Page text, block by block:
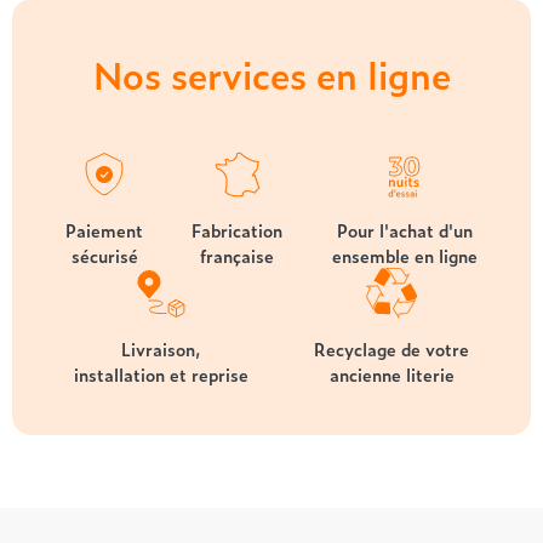
Nos services en ligne
Paiement
sécurisé
Fabrication
française
Pour l'achat d'un
ensemble en ligne
Livraison,
installation et reprise
Recyclage de votre
ancienne literie